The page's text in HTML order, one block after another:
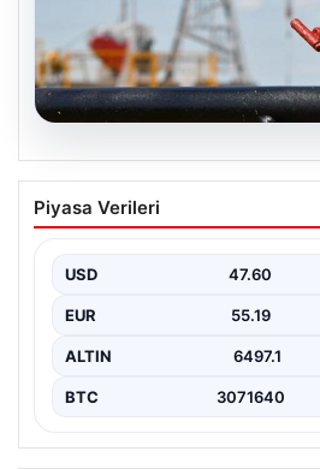
05.08.2026
Petrol fiyatları 25
düştü mü, ne kadar
Piyasa Verileri
USD 47.60
EUR 55.19
ALTIN 6497.1
BTC 3071640